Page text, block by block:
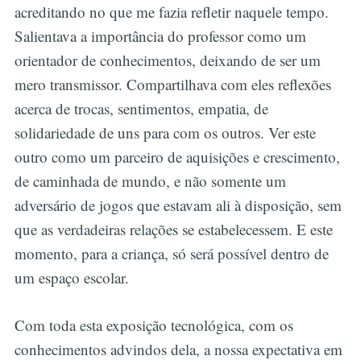
acreditando no que me fazia refletir naquele tempo.
Salientava a importância do professor como um
orientador de conhecimentos, deixando de ser um
mero transmissor. Compartilhava com eles reflexões
acerca de trocas, sentimentos, empatia, de
solidariedade de uns para com os outros. Ver este
outro como um parceiro de aquisições e crescimento,
de caminhada de mundo, e não somente um
adversário de jogos que estavam ali à disposição, sem
que as verdadeiras relações se estabelecessem. E este
momento, para a criança, só será possível dentro de
um espaço escolar.
Com toda esta exposição tecnológica, com os
conhecimentos advindos dela, a nossa expectativa em